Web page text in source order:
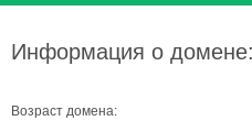
Информация о домене:
Возраст домена: